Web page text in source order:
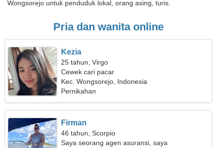
Wongsorejo untuk penduduk lokal, orang asing, turis.
Pria dan wanita online
Kezia
25 tahun, Virgo
Cewek cari pacar
Kec. Wongsorejo, Indonesia
Pernikahan
Firman
46 tahun, Scorpio
Saya seorang agen asuransi, saya